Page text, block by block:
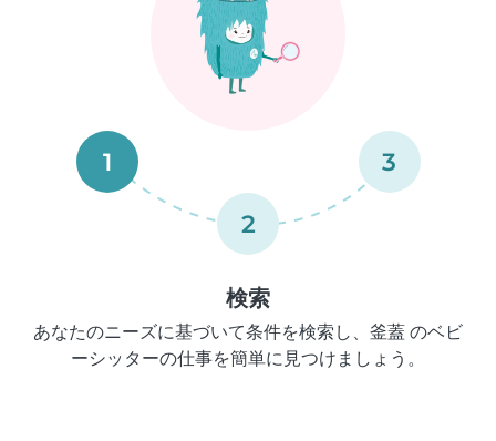
1
2
3
検索
あなたのニーズに基づいて条件を検索し、釜蓋 のベビ
ーシッターの仕事を簡単に見つけましょう。